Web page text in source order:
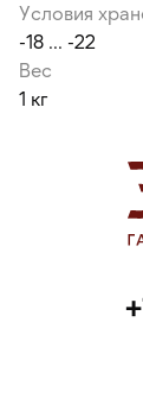
Условия
-18 ... -22
Вес
1 кг